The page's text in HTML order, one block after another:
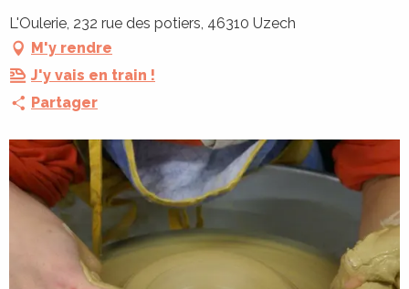
L'Oulerie, 232 rue des potiers, 46310 Uzech
M'y rendre
J'y vais en train !
Partager